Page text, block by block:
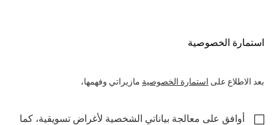
استمارة الخصوصية
بعد الاطلاع على استمارة الخصوصية مازيراتي وفهمها،
أوافق على معالجة بياناتي الشخصية لأغراض تسويقية، كما